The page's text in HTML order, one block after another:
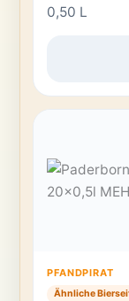
0,50 L
PFANDPIRAT
Ähnliche